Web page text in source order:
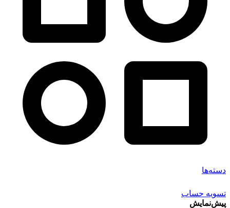
دسته‌ها
تسویه حساب
پیش‌نمایش